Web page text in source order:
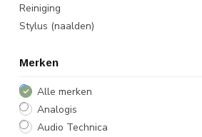
Reiniging
Stylus (naalden)
Merken
Alle merken
Analogis
Audio Technica